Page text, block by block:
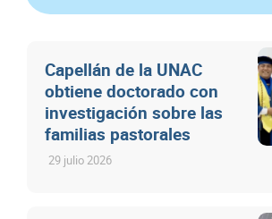
Capellán de la UNAC
obtiene doctorado con
investigación sobre las
familias pastorales
29 julio 2026